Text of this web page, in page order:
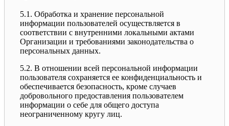
5.1. Обработка и хранение персональной
информации пользователей осуществляется в
соответствии с внутренними локальными актами
Организации и требованиями законодательства о
персональных данных.
5.2. В отношении всей персональной информации
пользователя сохраняется ее конфиденциальность и
обеспечивается безопасность, кроме случаев
добровольного предоставления пользователем
информации о себе для общего доступа
неограниченному кругу лиц.